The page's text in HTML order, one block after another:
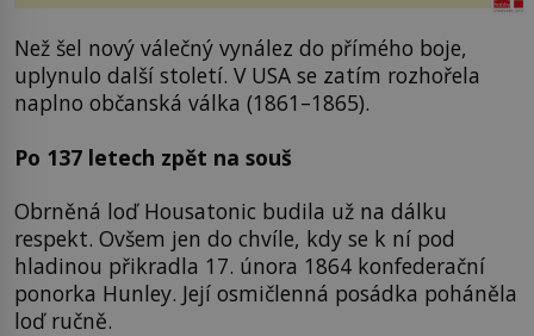
Než šel nový válečný vynález do přímého boje,
uplynulo další století. V USA se zatím rozhořela
naplno občanská válka (1861–1865).
Po 137 letech zpět na souš
Obrněná loď Housatonic budila už na dálku
respekt. Ovšem jen do chvíle, kdy se k ní pod
hladinou přikradla 17. února 1864 konfederační
ponorka Hunley. Její osmičlenná posádka poháněla
loď ručně.